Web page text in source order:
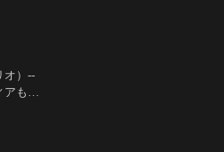
オ）--
アも、